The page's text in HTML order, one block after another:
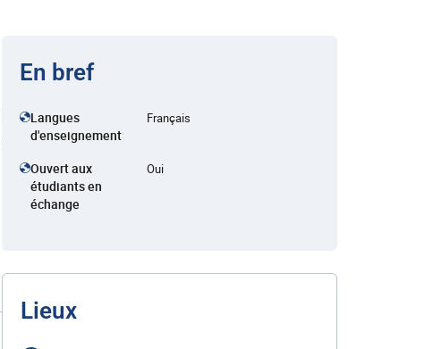
En bref
Langues
d'enseignement
Français
Ouvert aux
étudiants en
échange
Oui
Lieux